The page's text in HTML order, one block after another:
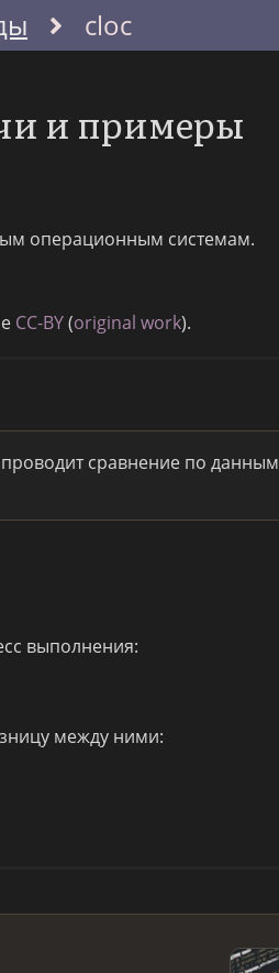
cloc
и примеры
операционным системам.
CC-BY(original work).
сравнение по данным
выполнения:
между ними: